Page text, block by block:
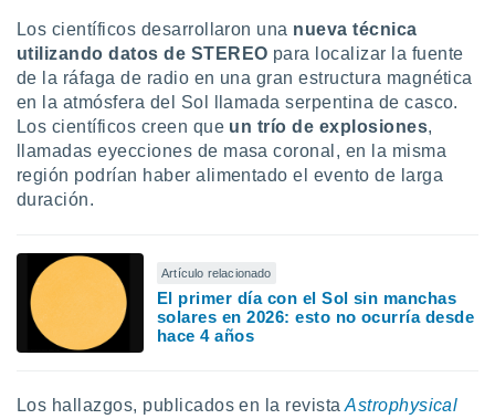
Los científicos desarrollaron una nueva técnica
utilizando datos de STEREO para localizar la fuente
de la ráfaga de radio en una gran estructura magnética
en la atmósfera del Sol llamada serpentina de casco.
Los científicos creen que un trío de explosiones,
llamadas eyecciones de masa coronal, en la misma
región podrían haber alimentado el evento de larga
duración.
Artículo relacionado
El primer día con el Sol sin manchas
solares en 2026: esto no ocurría desde
hace 4 años
Los hallazgos, publicados en la revista Astrophysical